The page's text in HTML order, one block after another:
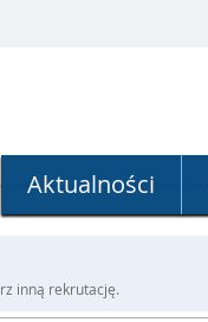
Aktualności
inną rekrutację.